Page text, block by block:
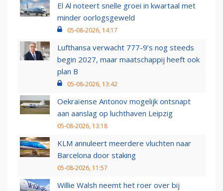
El Al noteert snelle groei in kwartaal met
minder oorlogsgeweld
05-08-2026, 14:17
Lufthansa verwacht 777-9’s nog steeds
begin 2027, maar maatschappij heeft ook
plan B
05-08-2026, 13:42
Oekraïense Antonov mogelijk ontsnapt
aan aanslag op luchthaven Leipzig
05-08-2026, 13:18
KLM annuleert meerdere vluchten naar
Barcelona door staking
05-08-2026, 11:57
Willie Walsh neemt het roer over bij